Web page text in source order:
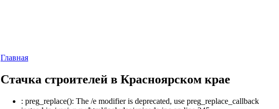
Главная
Стачка строителей в Красноярском крае
: preg_replace(): The /e modifier is deprecated, use preg_replace_callback